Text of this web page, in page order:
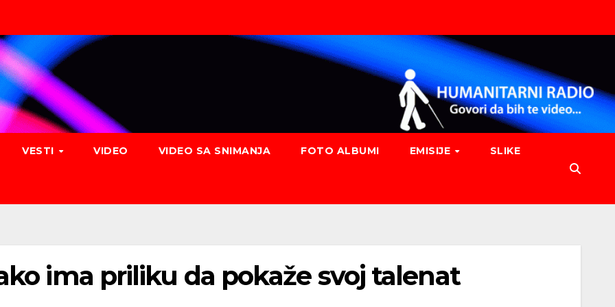
VESTI VIDEO VIDEO SA SNIMANJA FOTO ALBUMI EMISIJE SLIKE
ima priliku da pokaže svoj talenat